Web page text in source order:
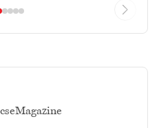
eMagazine